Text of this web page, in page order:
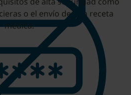
o el envío de una receta
médica.